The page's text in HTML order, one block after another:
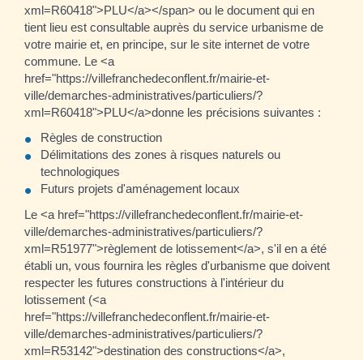
xml=R60418">PLU</a></span> ou le document qui en
tient lieu est consultable auprès du service urbanisme de
votre mairie et, en principe, sur le site internet de votre
commune. Le <a
href="https://villefranchedeconflent.fr/mairie-et-
ville/demarches-administratives/particuliers/?
xml=R60418">PLU</a>donne les précisions suivantes :
Règles de construction
Délimitations des zones à risques naturels ou
technologiques
Futurs projets d'aménagement locaux
Le <a href="https://villefranchedeconflent.fr/mairie-et-
ville/demarches-administratives/particuliers/?
xml=R51977">règlement de lotissement</a>, s'il en a été
établi un, vous fournira les règles d'urbanisme que doivent
respecter les futures constructions à l'intérieur du
lotissement (<a
href="https://villefranchedeconflent.fr/mairie-et-
ville/demarches-administratives/particuliers/?
xml=R53142">destination des constructions</a>,